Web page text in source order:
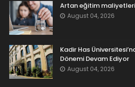
Artan eğitim
August 04, 2026
Kadir Has
Dönemi Devam Ediyor
August 04, 2026